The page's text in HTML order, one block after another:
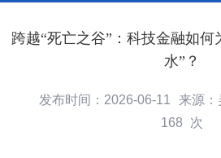
跨越“死亡之谷”：科技金融如
水”？
发布时间：2026-06-11 来源：
168
次